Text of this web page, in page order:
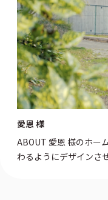
愛恩 様
ABOUT 愛恩 様のホー
わるようにデザインさ